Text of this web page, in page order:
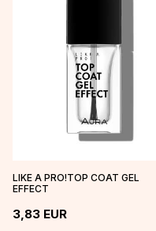
LIKE A PRO!TOP COAT GEL
EFFECT
3,83 EUR